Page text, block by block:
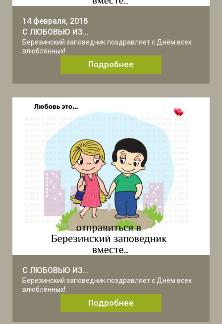
14 февраля, 2018
С ЛЮБОВЬЮ ИЗ…
Березинский заповедник поздравляет с Днём всех
влюблённых!
Подробнее
С ЛЮБОВЬЮ ИЗ…
Березинский заповедник поздравляет с Днём всех
влюблённых!
Подробнее